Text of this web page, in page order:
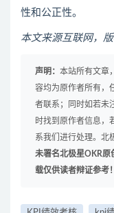
性和公正性。
本文来源互联网，
声明： 本站所有文章
容均为原作者所有，
者联系；同时如若未
时找到原作者信息，
系我们进行处理。北
未署名北极星OKR原
载仅供读者辩证参考！